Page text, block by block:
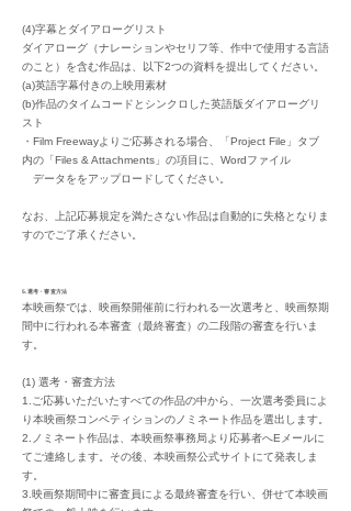
(4)字幕とダイアローグリスト
ダイアローグ（ナレーションやセリフ等、作中で使用する言語
のこと）を含む作品は、以下2つの資料を提出してください。
(a)英語字幕付きの上映用素材
(b)作品のタイムコードとシンクロした英語版ダイアローグリ
スト
・Film Freewayよりご応募される場合、「Project File」タブ
内の「Files & Attachments」の項目に、Wordファイル
​ データををアップロードしてください。
なお、上記応募規定を満たさない作品は自動的に失格となりま
すのでご了承ください。
5.選考・審査方法
本映画祭では、映画祭開催前に行われる一次選考と、映画祭期
間中に行われる本審査（最終審査）の二段階の審査を行いま
す。
(1) 選考・審査方法
1.ご応募いただいたすべての作品の中から、一次選考委員によ
り本映画祭コンペティションのノミネート作品を選出します。
2.ノミネート作品は、本映画祭事務局より応募者へEメールに
てご連絡します。その後、本映画祭公式サイトにて発表しま
す。
3.映画祭期間中に審査員による最終審査を行い、併せて本映画